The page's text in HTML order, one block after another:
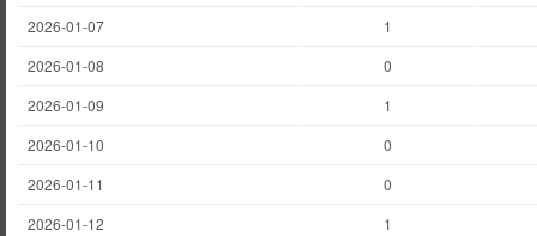
2026-01-07
1
2026-01-08
0
2026-01-09
1
2026-01-10
0
2026-01-11
0
2026-01-12
1